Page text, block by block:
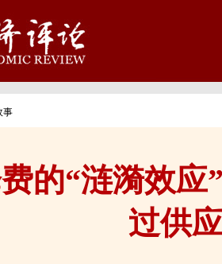
事
的“涟漪效
过供